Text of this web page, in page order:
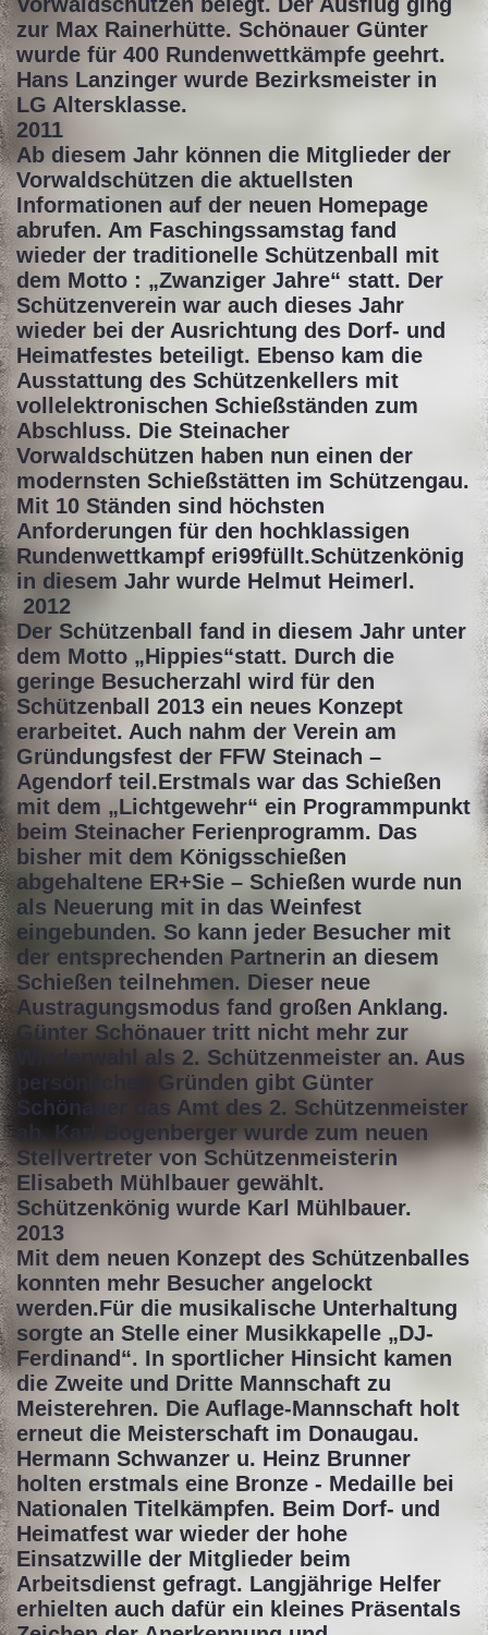
zur Max Rainerhütte. Schönauer Günter
wurde für 400 Rundenwettkämpfe geehrt.
Hans Lanzinger wurde Bezirksmeister in
LG Altersklasse.
2011
Ab diesem Jahr können die Mitglieder der
Vorwaldschützen die aktuellsten
Informationen auf der neuen Homepage
abrufen. Am Faschingssamstag fand
wieder der traditionelle Schützenball mit
dem Motto : „Zwanziger Jahre“ statt. Der
Schützenverein war auch dieses Jahr
wieder bei der Ausrichtung des Dorf- und
Heimatfestes beteiligt. Ebenso kam die
Ausstattung des Schützenkellers mit
vollelektronischen Schießständen zum
Abschluss. Die Steinacher
Vorwaldschützen haben nun einen der
modernsten Schießstätten im Schützengau.
Mit 10 Ständen sind höchsten
Anforderungen für den hochklassigen
Rundenwettkampf eri99füllt.Schützenkönig
in diesem Jahr wurde Helmut Heimerl.
2012
Der Schützenball fand in diesem Jahr unter
dem Motto „Hippies“statt. Durch die
geringe Besucherzahl wird für den
Schützenball 2013 ein neues Konzept
erarbeitet. Auch nahm der Verein am
Gründungsfest der FFW Steinach –
Agendorf teil.Erstmals war das Schießen
mit dem „Lichtgewehr“ ein Programmpunkt
beim Steinacher Ferienprogramm. Das
bisher mit dem Königsschießen
abgehaltene ER+Sie – Schießen wurde nun
als Neuerung mit in das Weinfest
eingebunden. So kann jeder Besucher mit
der entsprechenden Partnerin an diesem
Schießen teilnehmen. Dieser neue
Austragungsmodus fand großen Anklang.
Günter Schönauer tritt nicht mehr zur
Wiederwahl als 2. Schützenmeister an. Aus
persönlichen Gründen gibt Günter
Schönauer das Amt des 2. Schützenmeister
ab. Karl Bogenberger wurde zum neuen
Stellvertreter von Schützenmeisterin
Elisabeth Mühlbauer gewählt.
Schützenkönig wurde Karl Mühlbauer.
2013
Mit dem neuen Konzept des Schützenballes
konnten mehr Besucher angelockt
werden.Für die musikalische Unterhaltung
sorgte an Stelle einer Musikkapelle „DJ-
Ferdinand“. In sportlicher Hinsicht kamen
die Zweite und Dritte Mannschaft zu
Meisterehren. Die Auflage-Mannschaft holt
erneut die Meisterschaft im Donaugau.
Hermann Schwanzer u. Heinz Brunner
holten erstmals eine Bronze - Medaille bei
Nationalen Titelkämpfen. Beim Dorf- und
Heimatfest war wieder der hohe
Einsatzwille der Mitglieder beim
Arbeitsdienst gefragt. Langjährige Helfer
erhielten auch dafür ein kleines Präsentals